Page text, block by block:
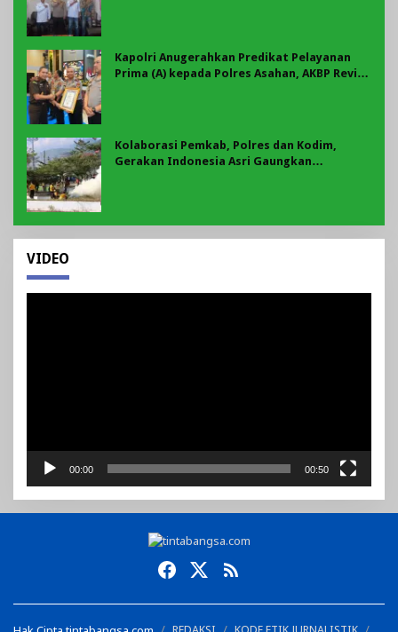
Kapolri Anugerahkan Predikat Pelayanan
Prima (A) kepada Polres Asahan, AKBP Revi
Kolaborasi Pemkab, Polres dan Kodim,
Gerakan Indonesia Asri Gaungkan
VIDEO
00:00 00:50